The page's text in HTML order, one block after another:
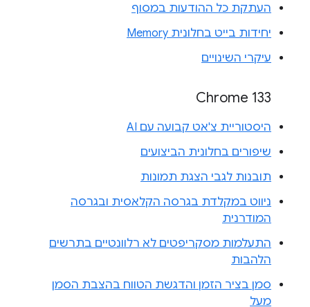
העתקת כל ההודעות במסוף
יחידות בייט בחלונית Memory
עיקרי השינויים
Chrome 133
היסטוריית צ'אט קבועה עם AI
שיפורים בחלונית הביצועים
תובנות לגבי הצגת תמונות
ניווט במקלדת בגרסה הקלאסית ובגרסה
המודרנית
התעלמות מסקריפטים לא רלוונטיים בתרשים
הלהבות
סמן בציר הזמן והדגשת הטווח בהצבת הסמן
מעל